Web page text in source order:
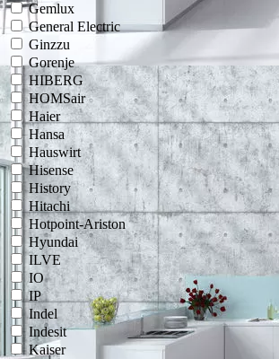
Gemlux
General Electric
Ginzzu
Gorenje
HIBERG
HOMSair
Haier
Hansa
Hauswirt
Hisense
History
Hitachi
Hotpoint-Ariston
Hyundai
ILVE
IO
IP
Indel
Indesit
Kaiser